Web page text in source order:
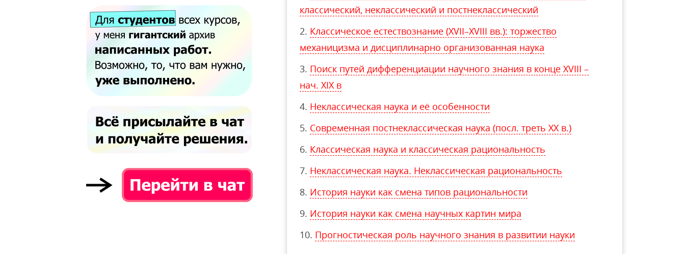
классический, неклассический и постнеклассический
Классическое естествознание (XVII–XVIII вв.): торжество
механицизма и дисциплинарно организованная наука
Поиск путей дифференциации научного знания в конце XVIII –
нач. XIX в
Неклассическая наука и её особенности
Современная постнеклассическая наука (посл. треть XX в.)
Классическая наука и классическая рациональность
Неклассическая наука. Неклассическая рациональность
История науки как смена типов рациональности
История науки как смена научных картин мира
Прогностическая роль научного знания в развитии науки